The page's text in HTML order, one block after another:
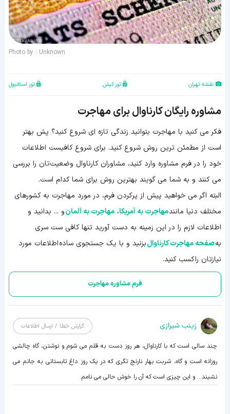
Photo by : Unknown
نقشه تهران تور کیش تور استانبول
مشاوره رایگان کارناوال برای مهاجرت
فکر می کنید با مهاجرت بتوانید زندگی تازه ای شروع کنید؟ پش بهتر
است از مطمئن ترین روش شروع کنید. برای شروع کافیست اطلاعات
خود را در فرم مشاوره وارد کنید، مشاوران کارناوال وضعیت‌تان را بررسی
می کنند و به شما می گویند بهترین روش برای شما کدام است.
البته اگر می خواهید پیش از پرکردن فرم، در مورد مهاجرت به کشورهای
مختلف دنیا مانندمهاجرت به آمریکا، مهاجرت به آلمانو ... بدانید و
اطلاعات لازم را در این زمینه به دست آورید تنها کافی ست سری
بهصفحه مهاجرت کارناوالبزنید و با یک جستجوی ساده اطلاعات مورد
نیازتان را کسب کنید.
فرم مشاوره مهاجرت
زينب شيرازی گزارش خطا / ارسال اطلاعات
چند سالی است که با کارناوال، هر روز دست به قلم می شوم و نوشتن، گاه چالشی
روزانه است و گاه، شربت بهار نارنج تگری که در یک روز داغ تابستانی به جانم می
نشیند... و این چیزی است که آن را خوش حالی می نامم.